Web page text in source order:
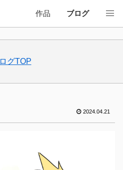
作品 ブログ
グTOP
2024.04.21